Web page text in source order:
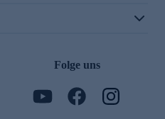
Folge uns